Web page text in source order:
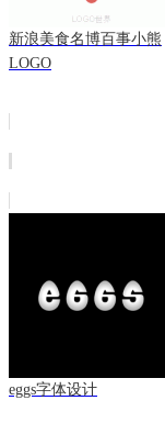
新浪美食名博百事小熊
LOGO
eggs字体设计